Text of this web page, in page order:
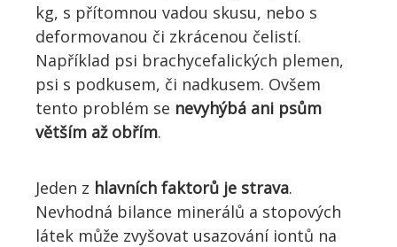
kg, s přítomnou vadou skusu, nebo s
deformovanou či zkrácenou čelistí.
Například psi brachycefalických plemen,
psi s podkusem, či nadkusem. Ovšem
tento problém se nevyhýbá ani psům
větším až obřím.
Jeden z hlavních faktorů je strava.
Nevhodná bilance minerálů a stopových
látek může zvyšovat usazování iontů na